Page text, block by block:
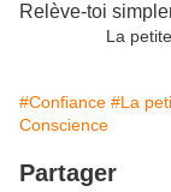
Relève-toi
La
#Confiance #La
Conscience
Partager